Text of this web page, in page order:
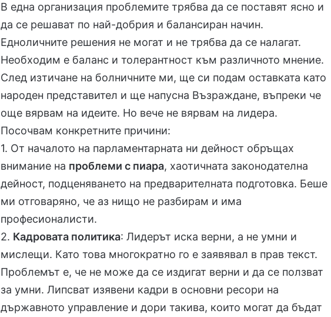
В една организация проблемите трябва да се поставят ясно и
да се решават по най-добрия и балансиран начин.
Едноличните решения не могат и не трябва да се налагат.
Необходим е баланс и толерантност към различното мнение.
След изтичане на болничните ми, ще си подам оставката като
народен представител и ще напусна Възраждане, въпреки че
още вярвам на идеите. Но вече не вярвам на лидера.
Посочвам конкретните причини:
1. От началото на парламентарната ни дейност обръщах
внимание на проблеми с пиара, хаотичната законодателна
дейност, подценяването на предварителната подготовка. Беше
ми отговаряно, че аз нищо не разбирам и има
професионалисти.
2. Кадровата политика: Лидерът иска верни, а не умни и
мислещи. Като това многократно го е заявявал в прав текст.
Проблемът е, че не може да се издигат верни и да се ползват
за умни. Липсват изявени кадри в основни ресори на
държавното управление и дори такива, които могат да бъдат